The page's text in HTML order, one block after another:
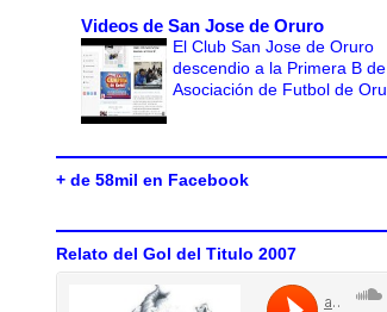
Videos de San Jose de Oruro
El Club San Jose de Oruro
descendio a la Primera B
Asociación de Futbol de
+ de 58mil en Facebook
Relato del Gol del Titulo 2007